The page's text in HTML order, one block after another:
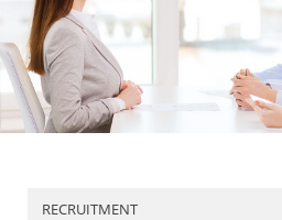
RECRUITMENT